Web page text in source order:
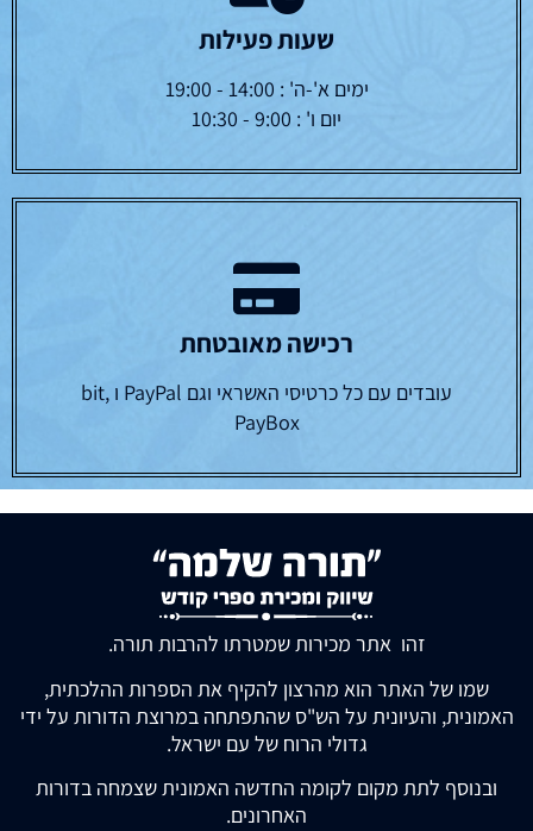
שעות פעילות
ימים א'-ה' : 14:00 - 19:00
יום ו' : 9:00 - 10:30
רכישה מאובטחת
עובדים עם כל כרטיסי האשראי וגם PayPal ו bit,
PayBox
זהו אתר מכירות שמטרתו להרבות תורה.
שמו של האתר הוא מהרצון להקיף את הספרות ההלכתית,
האמונית, והעיונית על הש"ס שהתפתחה במרוצת הדורות על ידי
גדולי הרוח של עם ישראל.
ובנוסף לתת מקום לקומה החדשה האמונית שצמחה בדורות
האחרונים.